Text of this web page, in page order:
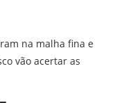
na malha fina e
vão acertar as